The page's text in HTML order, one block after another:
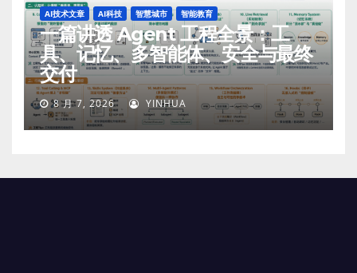
AI技术文章 AI科技 智慧城市 智能教育
一篇讲透 Agent 工程全景：工
具、记忆、多智能体、安全与最终
交付
8 月 7, 2026 YINHUA